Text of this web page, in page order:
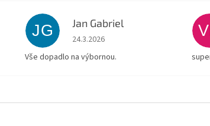
hvězdiček.
JG Jan Gabriel
Hodnocení obchodu je 5 z 5 hvězdiček.
24.3.2026
Vše dopadlo na výbornou.